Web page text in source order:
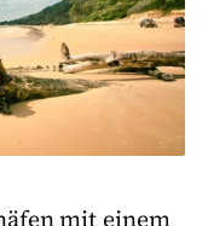
mit einem